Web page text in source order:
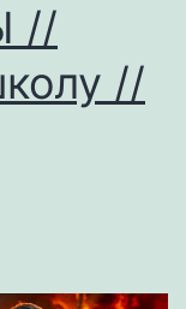
//
//